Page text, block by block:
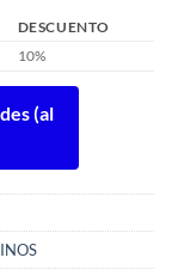
DESCUENTO
10%
(al